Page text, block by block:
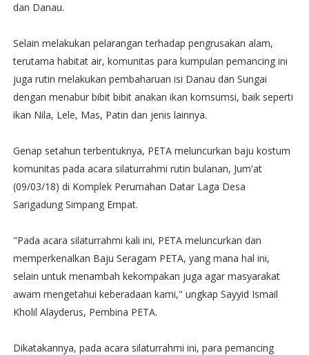
dan Danau.
Selain melakukan pelarangan terhadap pengrusakan alam,
terutama habitat air, komunitas para kumpulan pemancing ini
juga rutin melakukan pembaharuan isi Danau dan Sungai
dengan menabur bibit bibit anakan ikan komsumsi, baik seperti
ikan Nila, Lele, Mas, Patin dan jenis lainnya.
Genap setahun terbentuknya, PETA meluncurkan baju kostum
komunitas pada acara silaturrahmi rutin bulanan, Jum'at
(09/03/18) di Komplek Perumahan Datar Laga Desa
Sarigadung Simpang Empat.
"Pada acara silaturrahmi kali ini, PETA meluncurkan dan
memperkenalkan Baju Seragam PETA, yang mana hal ini,
selain untuk menambah kekompakan juga agar masyarakat
awam mengetahui keberadaan kami," ungkap Sayyid Ismail
Kholil Alayderus, Pembina PETA.
Dikatakannya, pada acara silaturrahmi ini, para pemancing